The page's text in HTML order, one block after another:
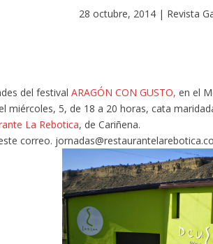
28 octubre, 2014| Revista
del festivalARAGÓN CON GUSTO, en el
miércoles, 5, de 18 a 20 horas, cata
La Rebotica, de Cariñena.
correo.